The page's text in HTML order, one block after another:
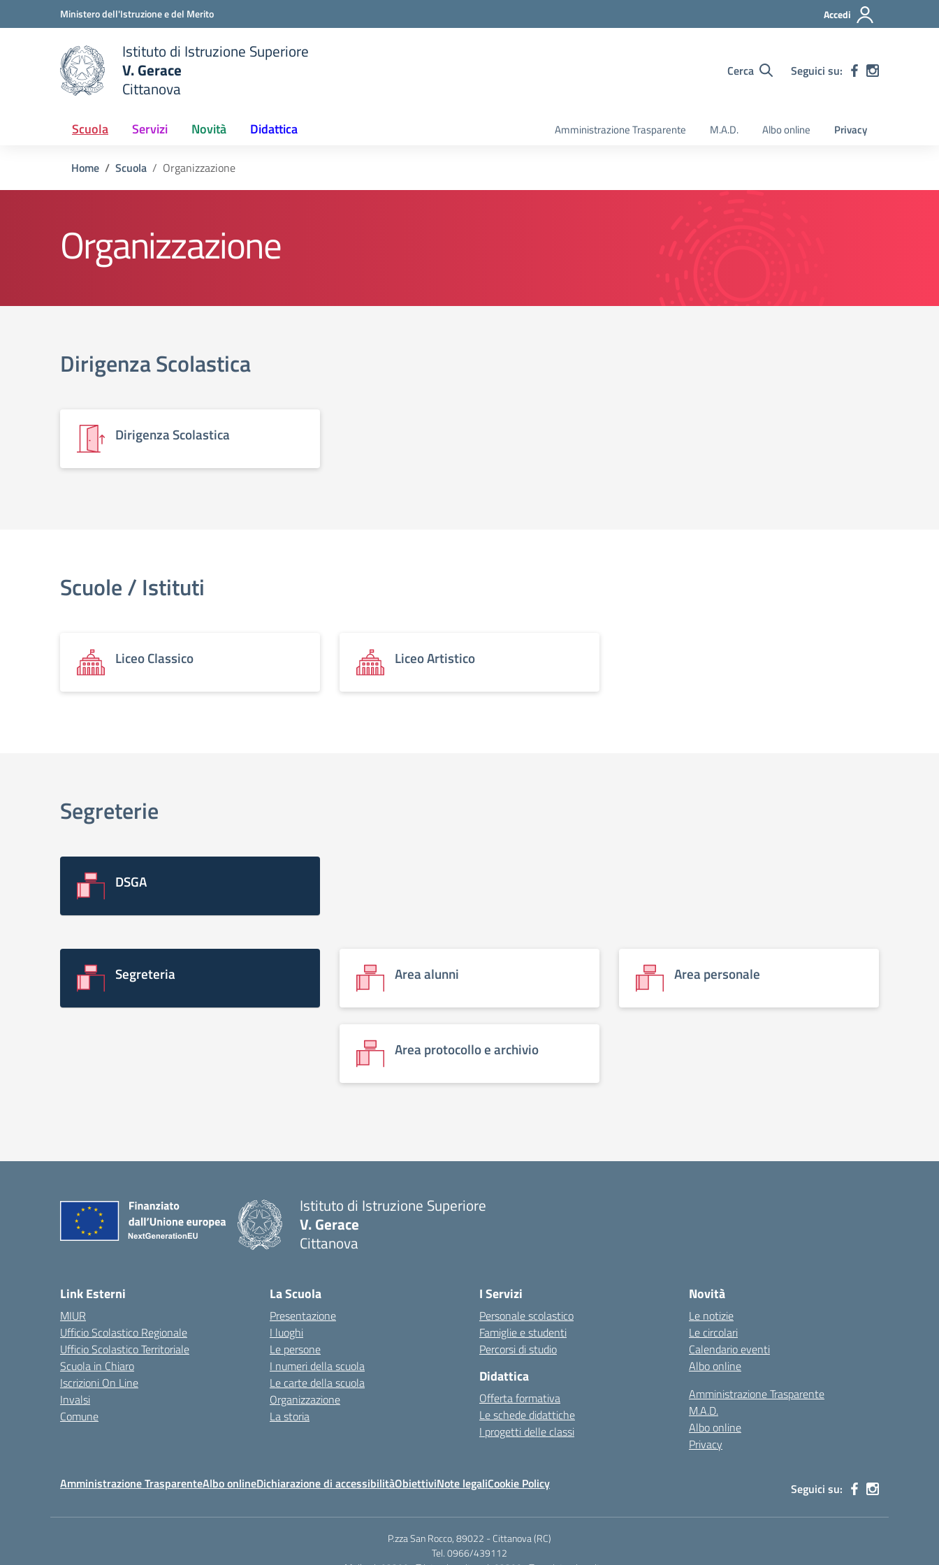
Vai ai contenuti
Vai al menu di navigazioneMinistero dell'Istruzione e del Merito Accedi
scuola
Istituto di Istruzione Superiore
V. Gerace
Cittanova
Cerca Seguici su:
Scuola Servizi Novità Didattica Amministrazione Trasparente M.A.D. Albo online Privacy
Home Scuola Organizzazione
Organizzazione
elenco degli organi
Dirigenza Scolastica
Dirigenza Scolastica
Scuole / Istituti
Liceo Classico Liceo Artistico
Segreterie
DSGA
Segreteria Area alunni Area personale
Area protocollo e archivio
Istituto di Istruzione Superiore
V. Gerace
Cittanova
Link Esterni
MIUR
Ufficio Scolastico Regionale
Ufficio Scolastico Territoriale
Scuola in Chiaro
Iscrizioni On Line
Invalsi
Comune
La Scuola
Presentazione
I luoghi
Le persone
I numeri della scuola
Le carte della scuola
Organizzazione
La storia
I Servizi
Personale scolastico
Famiglie e studenti
Percorsi di studio
Didattica
Offerta formativa
Le schede didattiche
I progetti delle classi
Novità
Le notizie
Le circolari
Calendario eventi
Albo online
Amministrazione Trasparente
M.A.D.
Albo online
Privacy
Amministrazione TrasparenteAlbo onlineDichiarazione di accessibilitàObiettiviNote legaliCookie Policy Seguici su:
P.zza San Rocco, 89022 - Cittanova (RC)
Tel. 0966/439112